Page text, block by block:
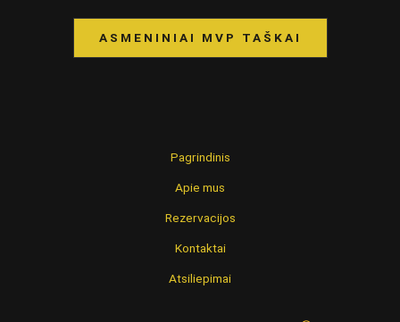
ASMENINIAI MVP TAŠKAI
Pagrindinis
Apie mus
Rezervacijos
Kontaktai
Atsiliepimai